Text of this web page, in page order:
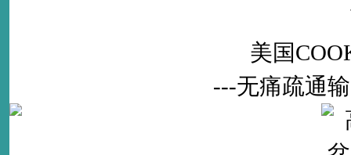
美国
---无痛疏通